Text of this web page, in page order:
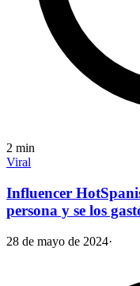
2 min
Viral
Influencer
persona y se los
28 de mayo de 2024·